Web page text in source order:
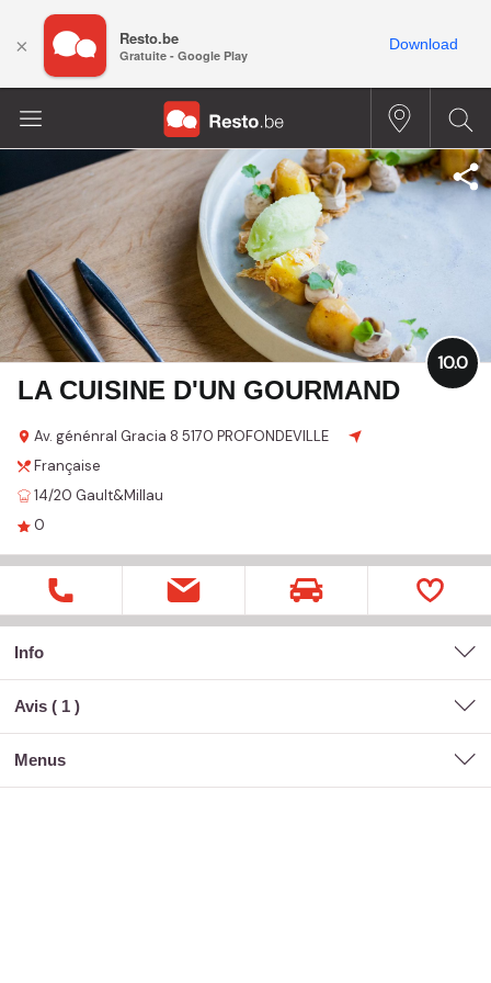
LA CUISINE D'UN GOURMAND
Av. génénral Gracia 8 5170 PROFONDEVILLE
10.0
Française
14/20 Gault&Millau
0
Info
Avis ( 1 )
menus
× Resto.be
Gratuite - Google Play
Download